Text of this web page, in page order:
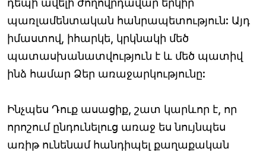
դեպի ավելի ժողովրդավար երկիր՝
պառլամենտական հանրապետություն: Այդ
իմաստով, իհարկե, կրկնակի մեծ
պատասխանատվություն է և մեծ պատիվ
ինձ համար Ձեր առաջարկությունը:
Ինչպես Դուք ասացիք, շատ կարևոր է, որ
որոշում ընդունելուց առաջ ես նույնպես
առիթ ունենամ հանդիպել քաղաքական